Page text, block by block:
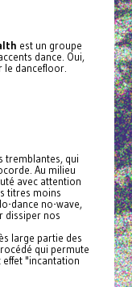
est un groupe
dance. Oui,
le dancefloor.
tremblantes, qui
Au milieu
avec attention
titres moins
dance no-wave,
dissiper nos
large partie des
qui permute
"incantation